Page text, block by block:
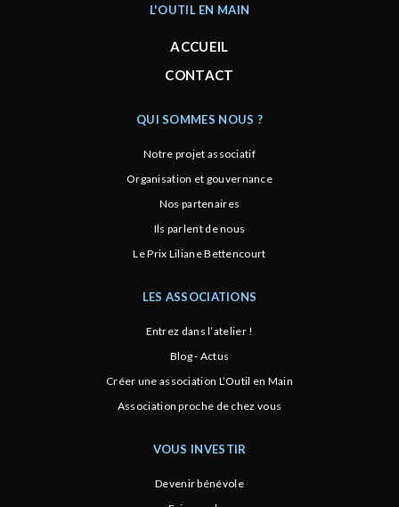
L'OUTIL EN MAIN
ACCUEIL
CONTACT
QUI SOMMES NOUS ?
Notre projet associatif
Organisation et gouvernance
Nos partenaires
Ils parlent de nous
Le Prix Liliane Bettencourt
LES ASSOCIATIONS
Entrez dans l’atelier !
Blog - Actus
Créer une association L’Outil en Main
Association proche de chez vous
VOUS INVESTIR
Devenir bénévole